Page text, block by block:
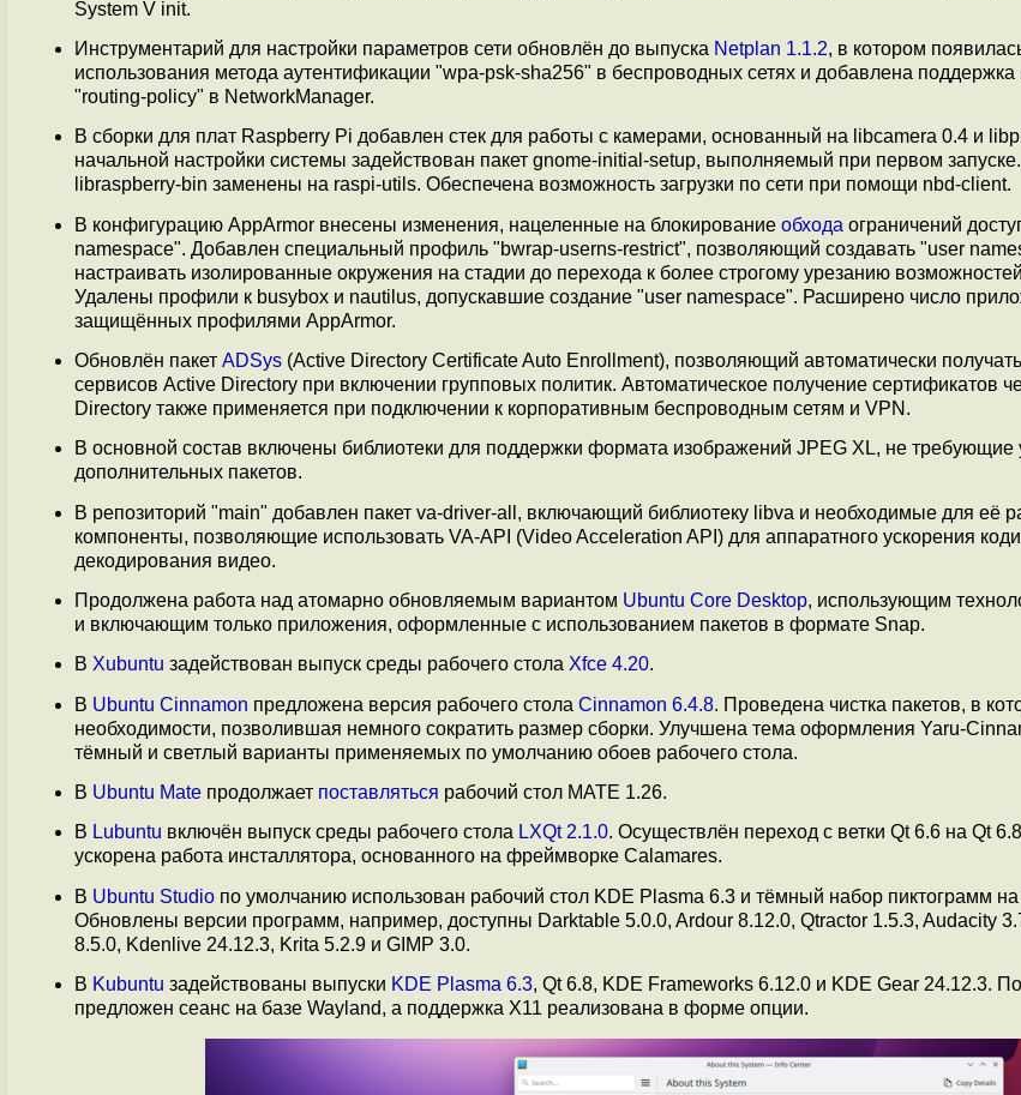
System V init.
Инструментарий для настройки параметров сети обновлён до выпуска Netplan 1.1.2, в котором
использования метода аутентификации "wpa-psk-sha256" в беспроводных сетях и добавлена поддержка
"routing-policy" в NetworkManager.
В сборки для плат Raspberry Pi добавлен стек для работы с камерами, основанный на libcamera 0.4 и
начальной настройки системы задействован пакет gnome-initial-setup, выполняемый при первом
libraspberry-bin заменены на raspi-utils. Обеспечена возможность загрузки по сети при помощи nbd-client.
В конфигурацию AppArmor внесены изменения, нацеленные на блокирование обхода ограничений
namespace". Добавлен специальный профиль "bwrap-userns-restrict", позволяющий создавать "user
настраивать изолированные окружения на стадии до перехода к более строгому урезанию
Удалены профили к busybox и nautilus, допускавшие создание "user namespace". Расширено число
защищённых профилями AppArmor.
Обновлён пакет ADSys (Active Directory Certificate Auto Enrollment), позволяющий автоматически
сервисов Active Directory при включении групповых политик. Автоматическое получение сертификатов
Directory также применяется при подключении к корпоративным беспроводным сетям и VPN.
В основной состав включены библиотеки для поддержки формата изображений JPEG XL, не требующие
дополнительных пакетов.
В репозиторий "main" добавлен пакет va-driver-all, включающий библиотеку libva и необходимые для её
компоненты, позволяющие использовать VA-API (Video Acceleration API) для аппаратного ускорения
декодирования видео.
Продолжена работа над атомарно обновляемым вариантом Ubuntu Core Desktop, использующим
и включающим только приложения, оформленные с использованием пакетов в формате Snap.
В Xubuntu задействован выпуск среды рабочего стола Xfce 4.20.
В Ubuntu Cinnamon предложена версия рабочего стола Cinnamon 6.4.8. Проведена чистка пакетов, в
необходимости, позволившая немного сократить размер сборки. Улучшена тема оформления Yaru-
тёмный и светлый варианты применяемых по умолчанию обоев рабочего стола.
В Ubuntu Mate продолжает поставляться рабочий стол MATE 1.26.
В Lubuntu включён выпуск среды рабочего стола LXQt 2.1.0. Осуществлён переход с ветки Qt 6.6 на Qt
ускорена работа инсталлятора, основанного на фреймворке Calamares.
В Ubuntu Studio по умолчанию использован рабочий стол KDE Plasma 6.3 и тёмный набор пиктограмм
Обновлены версии программ, например, доступны Darktable 5.0.0, Ardour 8.12.0, Qtractor 1.5.3, Audacity
8.5.0, Kdenlive 24.12.3, Krita 5.2.9 и GIMP 3.0.
В Kubuntu задействованы выпуски KDE Plasma 6.3, Qt 6.8, KDE Frameworks 6.12.0 и KDE Gear 24.12.3.
предложен сеанс на базе Wayland, а поддержка X11 реализована в форме опции.